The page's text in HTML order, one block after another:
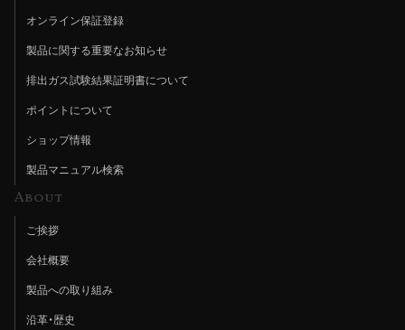
オンライン保証登録
製品に関する重要なお知らせ
排出ガス試験結果証明書について
ポイントについて
ショップ情報
製品マニュアル検索
About
ご挨拶
会社概要
製品への取り組み
沿革・歴史